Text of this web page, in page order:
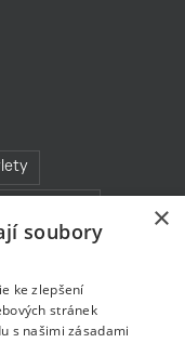
Rozhledny
×
soubory
ke zlepšení
stránek
s našimi zásadami